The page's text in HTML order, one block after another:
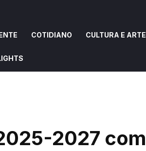
COTIDIANO CULTURA E ARTE
2027 com